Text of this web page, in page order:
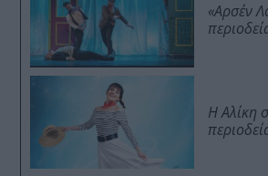
«Αρσέν
Η Αλίκη